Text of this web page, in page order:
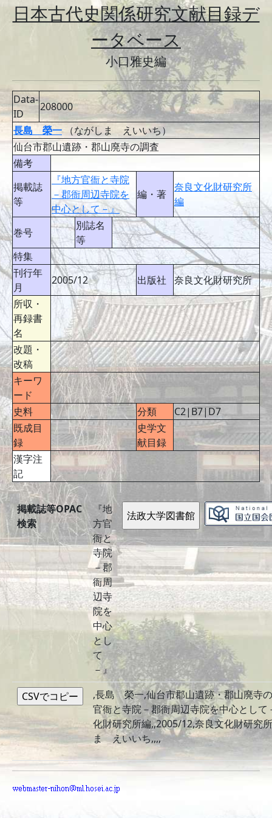
日本古代史関係研究文献目録デ
ータベース
小口雅史編
Data-
ID
208000
長島 榮一（ながしま えいいち）
仙台市郡山遺跡・郡山廃寺の調査
備考
掲載誌
等
『地方官衙と寺院
－郡衙周辺寺院を
中心として－』
編・著
奈良文化財研究所
編
巻号
別誌名
等
特集
刊行年
月
2005/12 出版社
奈良文化財研究所
所収・
再録書
名
改題・
改稿
キーワ
ード
史料
分類
C2|B7|D7
既成目
録
史学文
献目録
漢字注
記
掲載誌等OPAC
検索
『地
方官
衙と
寺院
－郡
衙周
辺寺
院を
中心
とし
て
－』
,長島 榮一,仙台市郡山遺跡・郡山廃寺
官衙と寺院－郡衙周辺寺院を中心として
化財研究所編,,2005/12,奈良文化財研究
ま えいいち,,,,